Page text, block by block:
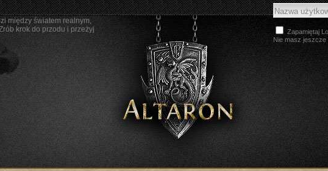
między światem realnym,
krok do przodu i przeżyj
Zapamiętaj
Nie masz jeszcze